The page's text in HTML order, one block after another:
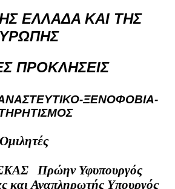
ΕΛΛΑΔΑ ΚΑΙ ΤΗΣ
ΠΡΟΚΛΗΣΕΙΣ
ΞΕΝΟΦΟΒΙΑ-
Ομιλητές
Πρώην Υφυπουργός
και Αναπληρωτής Υπουργός